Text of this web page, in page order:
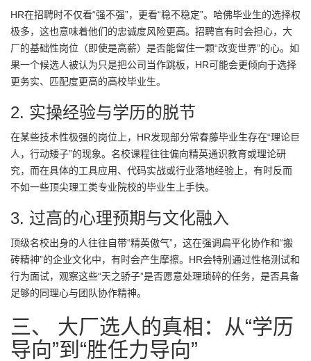
HR在招聘时不仅看“强不强”，更看“稳不稳定”。哈佛毕业生的选择权
极多，这也意味着他们的忠诚度风险更高。招聘官有时会担心，大
厂的基础性岗位（即使是高薪）是否能留住一颗“改变世界”的心。如
果一个候选人被认为只是把公司当作跳板，HR可能会更倾向于选择
更务实、匹配度更高的高校毕业生。
2. 实操经验与学历的脱节
在某些技术性极强的岗位上，HR发现部分常春藤毕业生存在“理论巨
人，行动矮子”的现象。名校课程往往偏向精英通识教育或理论研
究，而在具体的工具应用、代码实战或行业落地经验上，有时反而
不如一些顶尖理工类专业院校的毕业生上手快。
3. 过高的心理预期与文化融入
顶级名校出身的人往往自带“精英傲气”，这在强调扁平化协作和“搬
砖精神”的企业文化中，有时会产生摩擦。HR会特别通过性格测试和
行为面试，观察这些“天之骄子”是否愿意处理琐碎的任务，是否具备
足够的同理心与团队协作精神。
三、 大厂选人的真相：从“学历
导向”到“胜任力导向”